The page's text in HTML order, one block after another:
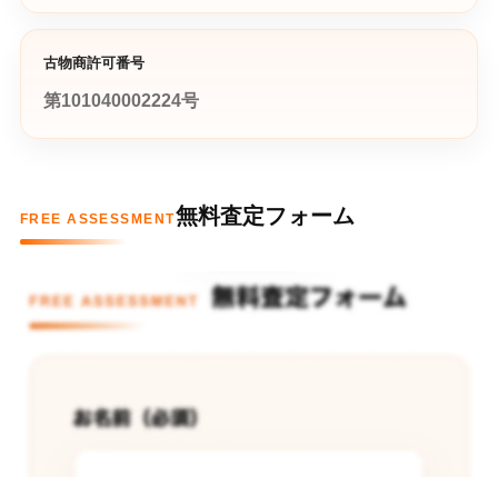
古物商許可番号
第101040002224号
FREE ASSESSMENT無料査定フォーム